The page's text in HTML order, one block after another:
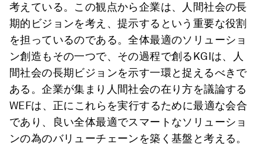
考えている。この観点から企業は、人間社会の長
期的ビジョンを考え、提示するという重要な役割
を担っているのである。全体最適のソリューショ
ン創造もその一つで、その過程で創るKGIは、人
間社会の長期ビジョンを示す一環と捉えるべきで
ある。企業が集まり人間社会の在り方を議論する
WEFは、正にこれらを実行するために最適な会合
であり、良い全体最適でスマートなソリューショ
ンの為のバリューチェーンを築く基盤と考える。